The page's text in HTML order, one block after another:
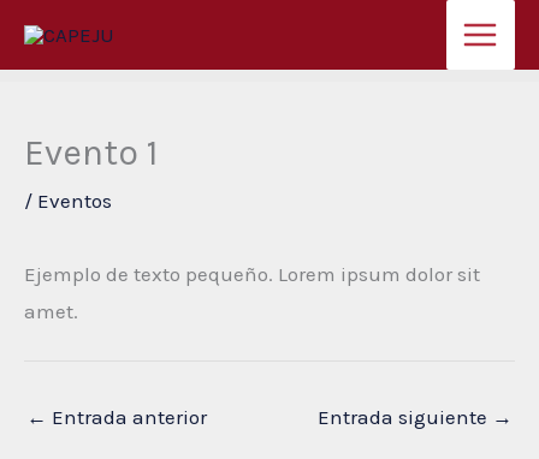
Evento 1
/ Eventos
Ejemplo de texto pequeño. Lorem ipsum dolor sit
amet.
← Entrada anterior Entrada siguiente →